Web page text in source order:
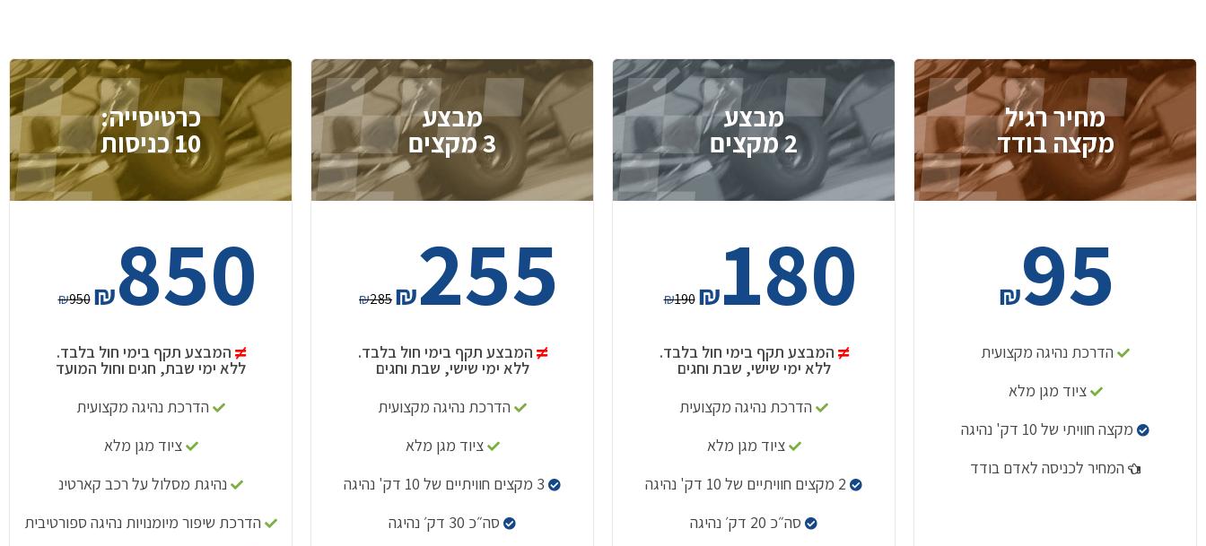
מחיר רגיל
מקצה בודד
₪95
הדרכת נהיגה מקצועית
ציוד מגן מלא
מקצה חוויתי של 10 דק' נהיגה
המחיר לכניסה לאדם בודד
מבצע
2 מקצים
₪190 ₪180
המבצע תקף בימי חול בלבד.
ללא ימי שישי, שבת וחגים
הדרכת נהיגה מקצועית
ציוד מגן מלא
2 מקצים חוויתיים של 10 דק' נהיגה
סה״כ 20 דק׳ נהיגה
מבצע
3 מקצים
₪285₪255
המבצע תקף בימי חול בלבד.
ללא ימי שישי, שבת וחגים
הדרכת נהיגה מקצועית
ציוד מגן מלא
3 מקצים חוויתיים של 10 דק' נהיגה
סה״כ 30 דק׳ נהיגה
כרטיסייה:
10 כניסות
₪950 ₪850
המבצע תקף בימי חול בלבד.
ללא ימי שבת, חגים וחול המועד
הדרכת נהיגה מקצועית
ציוד מגן מלא
נהיגת מסלול על רכב קארטינ
הדרכת שיפור מיומנויות נהיגה ספורטיבית